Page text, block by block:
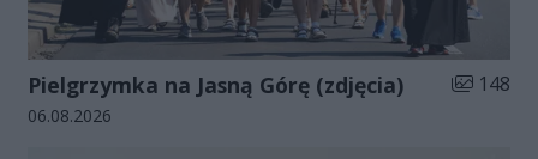
Pielgrzymka na Jasną Górę (zdjęcia) Liczba
148
Data dodania galerii:
06.08.2026